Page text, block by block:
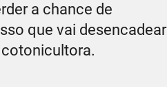
a chance de
que vai desencadear
cotonicultora.